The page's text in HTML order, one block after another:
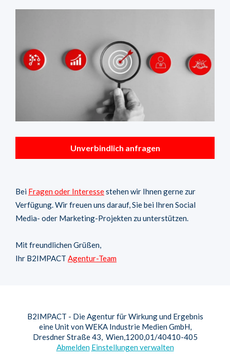
Unverbindlich anfragen
Bei Fragen oder Interessestehen wir Ihnen gerne zur
Verfügung. Wir freuen uns darauf, Sie bei Ihren Social
Media- oder Marketing-Projekten zu unterstützen.
Mit freundlichen Grüßen,
Ihr B2IMPACT Agentur-Team
B2IMPACT - Die Agentur für Wirkung und Ergebnis
eine Unit von WEKA Industrie Medien GmbH,
Dresdner Straße 43, Wien,1200,01/40410-405
Abmelden Einstellungen verwalten